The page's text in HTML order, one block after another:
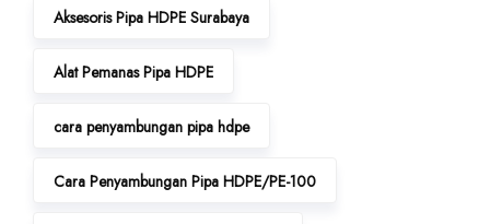
Aksesoris Pipa HDPE Surabaya
Alat Pemanas Pipa HDPE
cara penyambungan pipa hdpe
Cara Penyambungan Pipa HDPE/PE-100